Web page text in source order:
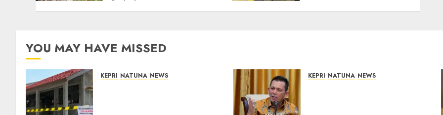
07/08/2026 0
YOU MAY HAVE MISSED
KEPRI NATUNA NEWS KEPRI NATUNA NEWS